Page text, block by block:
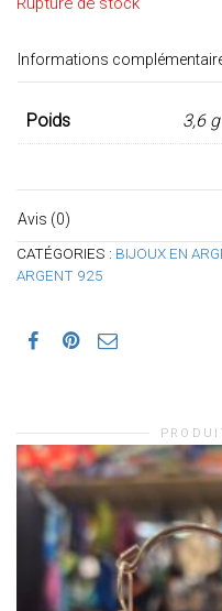
Informations
Poids 3,6 g
Avis (0)
CATÉGORIES : BIJOUX EN
ARGENT 925